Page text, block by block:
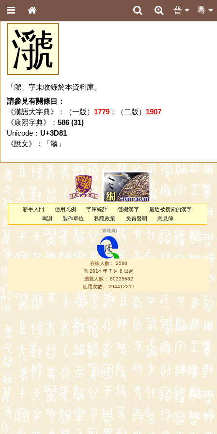
粵
普
㶁
「㶁」字未收錄於本資料庫。
請參見有關條目：
《漢語大字典》：（一版） 1779；（二版） 1907
《康熙字典》： 586 (31)
Unicode： U+3D81
《說文》：「 㶁」
新手入門 使用凡例 字庫統計 隨機漢字
最近被搜索的漢字
鳴謝
製作單位 私隱政策 免責聲明 意見簿
（管理員 ）
在線人數： 2560
自 2014 年 7 月 8 日起
瀏覽人數： 80335682
使用次數： 294412217